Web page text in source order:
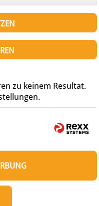
zu keinem Resultat.